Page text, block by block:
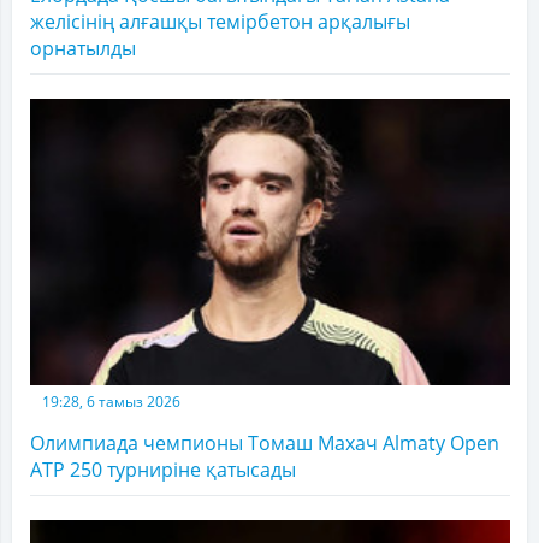
желісінің алғашқы темірбетон арқалығы
орнатылды
19:28, 6 тамыз 2026
Олимпиада чемпионы Томаш Махач Almaty Open
ATP 250 турниріне қатысады